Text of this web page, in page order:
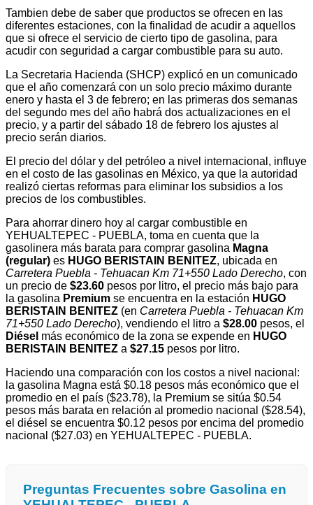
Tambien debe de saber que productos se ofrecen en las
diferentes estaciones, con la finalidad de acudir a aquellos
que si ofrece el servicio de cierto tipo de gasolina, para
acudir con seguridad a cargar combustible para su auto.
La Secretaria Hacienda (SHCP) explicó en un comunicado
que el año comenzará con un solo precio máximo durante
enero y hasta el 3 de febrero; en las primeras dos semanas
del segundo mes del año habrá dos actualizaciones en el
precio, y a partir del sábado 18 de febrero los ajustes al
precio serán diarios.
El precio del dólar y del petróleo a nivel internacional, influye
en el costo de las gasolinas en México, ya que la autoridad
realizó ciertas reformas para eliminar los subsidios a los
precios de los combustibles.
Para ahorrar dinero hoy al cargar combustible en
YEHUALTEPEC - PUEBLA, toma en cuenta que la
gasolinera más barata para comprar gasolina Magna
(regular) es HUGO BERISTAIN BENITEZ, ubicada en
Carretera Puebla - Tehuacan Km 71+550 Lado Derecho, con
un precio de $23.60 pesos por litro, el precio más bajo para
la gasolina Premium se encuentra en la estación HUGO
BERISTAIN BENITEZ (en Carretera Puebla - Tehuacan Km
71+550 Lado Derecho), vendiendo el litro a $28.00 pesos, el
Diésel más económico de la zona se expende en HUGO
BERISTAIN BENITEZ a $27.15 pesos por litro.
Haciendo una comparación con los costos a nivel nacional:
la gasolina Magna está $0.18 pesos más económico que el
promedio en el país ($23.78), la Premium se sitúa $0.54
pesos más barata en relación al promedio nacional ($28.54),
el diésel se encuentra $0.12 pesos por encima del promedio
nacional ($27.03) en YEHUALTEPEC - PUEBLA.
Preguntas Frecuentes sobre Gasolina en